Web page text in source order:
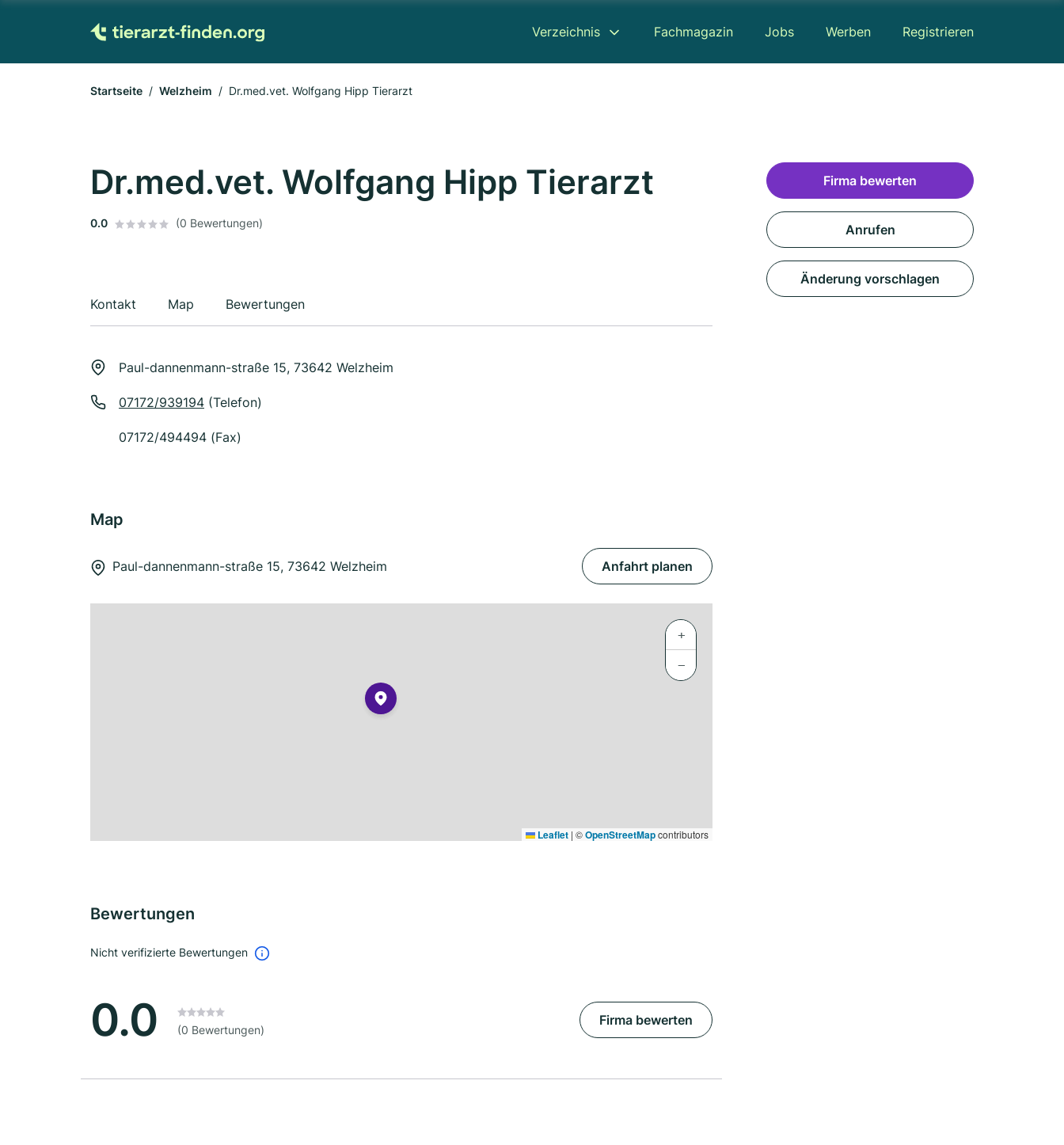
Verzeichnis Fachmagazin Jobs Werben Registrieren
Startseite Welzheim Dr.med.vet. Wolfgang Hipp Tierarzt
Dr.med.vet. Wolfgang Hipp Tierarzt
0.0 (0 Bewertungen)
Kontakt Map Bewertungen
Paul-dannenmann-straße 15, 73642 Welzheim
07172/939194 (Telefon)
07172/494494 (Fax)
Map
Paul-dannenmann-straße 15, 73642 Welzheim Anfahrt planen
+
−
Leaflet | ©OpenStreetMapcontributors
Bewertungen
Nicht verifizierte Bewertungen
0.0 (0 Bewertungen)
Firma bewerten
Firma bewerten
Anrufen
Änderung vorschlagen